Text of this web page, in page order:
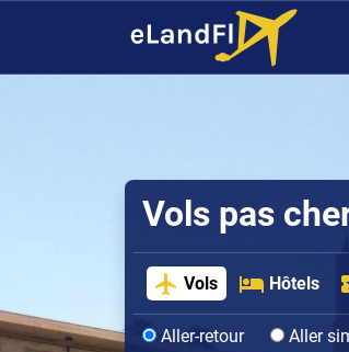
Vols pas
Vols Hôtels
Aller-retour Aller